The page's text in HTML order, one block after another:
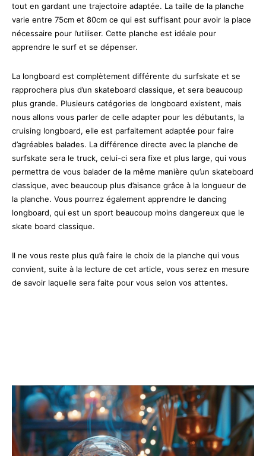
tout en gardant une trajectoire adaptée. La taille de la planche
varie entre 75cm et 80cm ce qui est suffisant pour avoir la place
nécessaire pour l’utiliser. Cette planche est idéale pour
apprendre le surf et se dépenser.
La longboard est complètement différente du surfskate et se
rapprochera plus d’un skateboard classique, et sera beaucoup
plus grande. Plusieurs catégories de longboard existent, mais
nous allons vous parler de celle adapter pour les débutants, la
cruising longboard, elle est parfaitement adaptée pour faire
d’agréables balades. La différence directe avec la planche de
surfskate sera le truck, celui-ci sera fixe et plus large, qui vous
permettra de vous balader de la même manière qu’un skateboard
classique, avec beaucoup plus d’aisance grâce à la longueur de
la planche. Vous pourrez également apprendre le dancing
longboard, qui est un sport beaucoup moins dangereux que le
skate board classique.
Il ne vous reste plus qu’à faire le choix de la planche qui vous
convient, suite à la lecture de cet article, vous serez en mesure
de savoir laquelle sera faite pour vous selon vos attentes.